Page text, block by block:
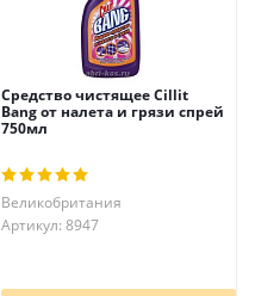
Средство чистящее Cillit
Bang от налета и грязи спрей
750мл
Великобритания
Артикул: 8947